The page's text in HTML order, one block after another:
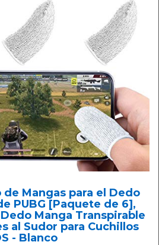
Mangas para el Dedo
PUBG [Paquete de 6],
Manga Transpirable
al Sudor para Cuchillos
- Blanco